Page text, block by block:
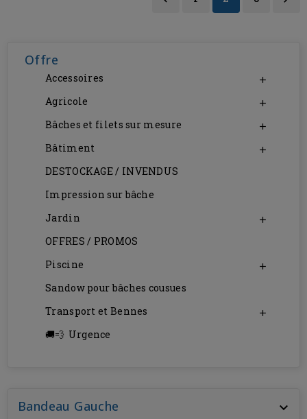
Offre
Accessoires 
Agricole 
Bâches et filets sur mesure 
Bâtiment 
DESTOCKAGE / INVENDUS
Impression sur bâche
Jardin

OFFRES / PROMOS
Piscine

Sandow pour bâches cousues
Transport et Bennes

Urgence
Bandeau Gauche 